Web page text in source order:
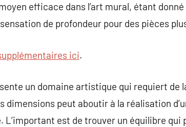
efficace dans l’art mural, étant donné
de profondeur pour des pièces
ici.
un domaine artistique qui requiert de
dimensions peut aboutir à la réalisation
est de trouver un équilibre qui